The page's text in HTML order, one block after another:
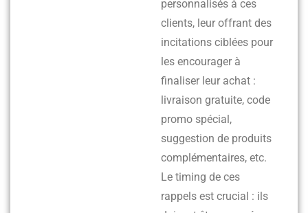
personnalisés à ces
clients, leur offrant des
incitations ciblées pour
les encourager à
finaliser leur achat :
livraison gratuite, code
promo spécial,
suggestion de produits
complémentaires, etc.
Le timing de ces
rappels est crucial : ils